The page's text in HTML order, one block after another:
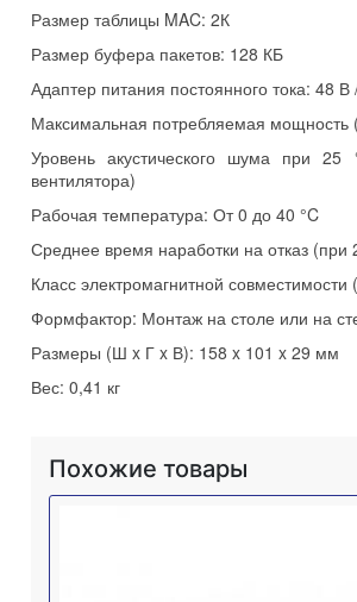
Размер таблицы MAC:2К
Размер буфера пакетов: 128 КБ
Адаптер питания постоянного тока:48 В
Максимальная потребляемая мощность
Уровень акустического шума при 25
вентилятора)
Рабочая температура:От 0 до 40 °C
Среднее время наработки на отказ (при
Класс электромагнитной совместимости
Формфактор: Монтаж на столе или на
Размеры (Ш x Г x В): 158 x 101 x 29 мм
Вес:0,41 кг
Похожие товары